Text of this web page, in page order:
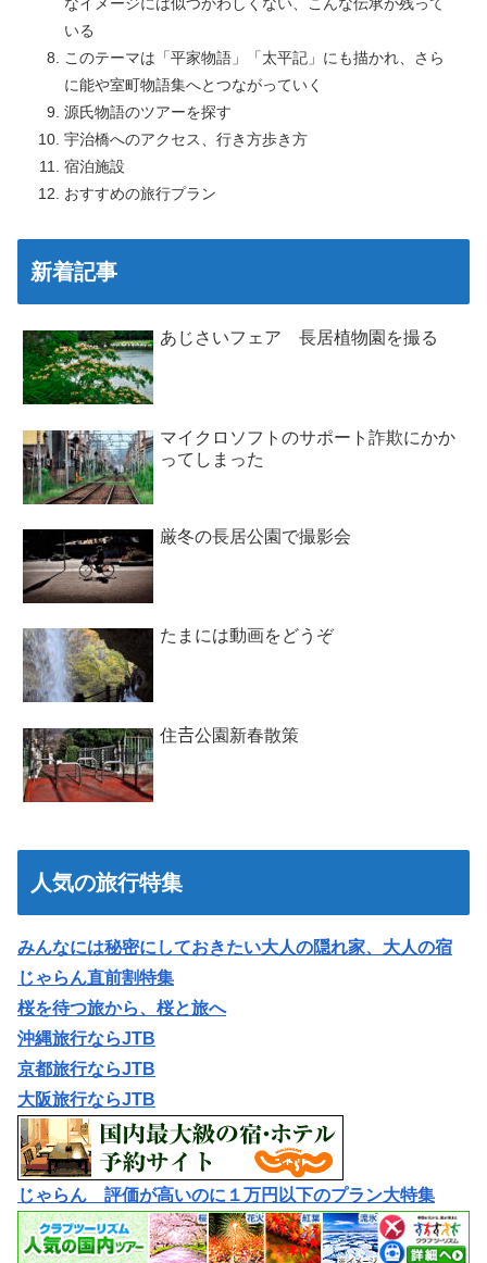
いる
このテーマは「平家物語」「太平記」にも描かれ、さら
に能や室町物語集へとつながっていく
源氏物語のツアーを探す
宇治橋へのアクセス、行き方歩き方
宿泊施設
おすすめの旅行プラン
新着記事
あじさいフェア 長居植物園を撮る
マイクロソフトのサポート詐欺にかか
ってしまった
厳冬の長居公園で撮影会
たまには動画をどうぞ
住𠮷公園新春散策
人気の旅行特集
みんなには秘密にしておきたい大人の隠れ家、大人の宿
じゃらん直前割特集
桜を待つ旅から、桜と旅へ
沖縄旅行ならJTB
京都旅行ならJTB
大阪旅行ならJTB
じゃらん 評価が高いのに１万円以下のプラン大特集